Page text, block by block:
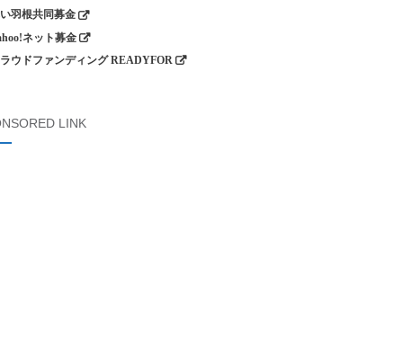
羽根共同募金
ネット募金
ウドファンディング READYFOR
LINK